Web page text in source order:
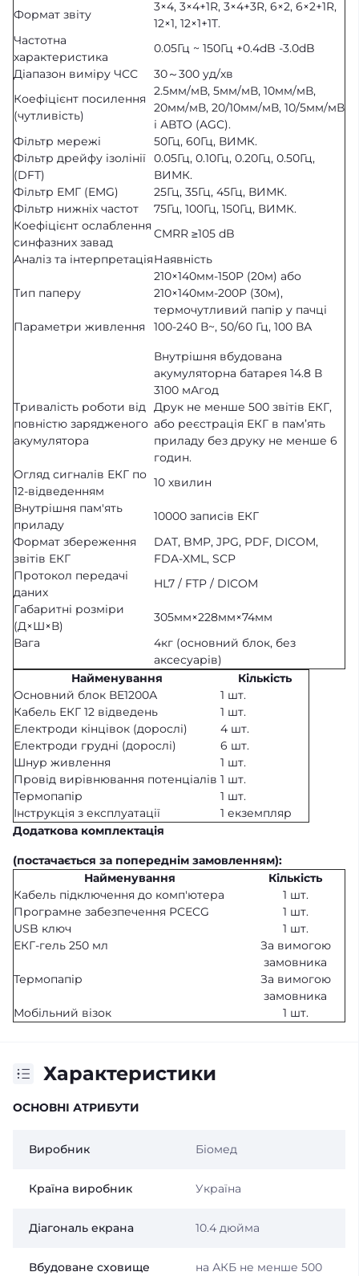
Формат звіту
3×4, 3×4+1R, 3×4+3R, 6×2, 6×2+1R,
12×1, 12×1+1T.
Частотна
характеристика
0.05Гц ~ 150Гц +0.4dB -3.0dB
Діапазон виміру ЧСС
30～300 уд/хв
Коефіцієнт посилення
(чутливість)
2.5мм/мВ, 5мм/мВ, 10мм/мВ,
20мм/мВ, 20/10мм/мВ, 10/5мм/мВ
і АВТО (AGC).
Фільтр мережі
50Гц, 60Гц, ВИМК.
Фільтр дрейфу ізолінії
(DFT)
0.05Гц, 0.10Гц, 0.20Гц, 0.50Гц,
ВИМК.
Фільтр ЕМГ (EMG)
25Гц, 35Гц, 45Гц, ВИМК.
Фільтр нижніх частот
75Гц, 100Гц, 150Гц, ВИМК.
Коефіцієнт ослаблення
синфазних завад
CMRR ≥105 dB
Аналіз та інтерпретаціяНаявність
Тип паперу
210×140мм-150P (20м) або
210×140мм-200P (30м),
термочутливий папір у пачці
Параметри живлення
100-240 В~, 50/60 Гц, 100 ВА
Внутрішня вбудована
акумуляторна батарея 14.8 В
3100 мАгод
Тривалість роботи від
повністю зарядженого
акумулятора
Друк не менше 500 звітів ЕКГ,
або реєстрація ЕКГ в пам’ять
приладу без друку не менше 6
годин.
Огляд сигналів ЕКГ по
12-відведенням
10 хвилин
Внутрішня пам'ять
приладу
10000 записів ЕКГ
Формат збереження
звітів ЕКГ
DAT, BMP, JPG, PDF, DICOM,
FDA-XML, SCP
Протокол передачі
даних
HL7 / FTP / DICOM
Габаритні розміри
(Д×Ш×В)
305мм×228мм×74мм
Вага
4кг (основний блок, без
аксесуарів)
Найменування
Кількість
Основний блок ВЕ1200А
1 шт.
Кабель ЕКГ 12 відведень
1 шт.
Електроди кінцівок (дорослі)
4 шт.
Електроди грудні (дорослі)
6 шт.
Шнур живлення
1 шт.
Провід вирівнювання потенціалів 1 шт.
Термопапір
1 шт.
Інструкція з експлуатації
1 екземпляр
Додаткова комплектація
(постачається за попереднім замовленням):
Найменування
Кількість
Кабель підключення до комп'ютера
1 шт.
Програмне забезпечення PCECG
1 шт.
USB ключ
1 шт.
ЕКГ-гель 250 мл
За вимогою
замовника
Термопапір
За вимогою
замовника
Мобільний візок
1 шт.
Характеристики
ОСНОВНІ АТРИБУТИ
Виробник Біомед
Країна виробник Україна
Діагональ екрана 10.4 дюйма
Вбудоване сховище
на АКБ не менше 500